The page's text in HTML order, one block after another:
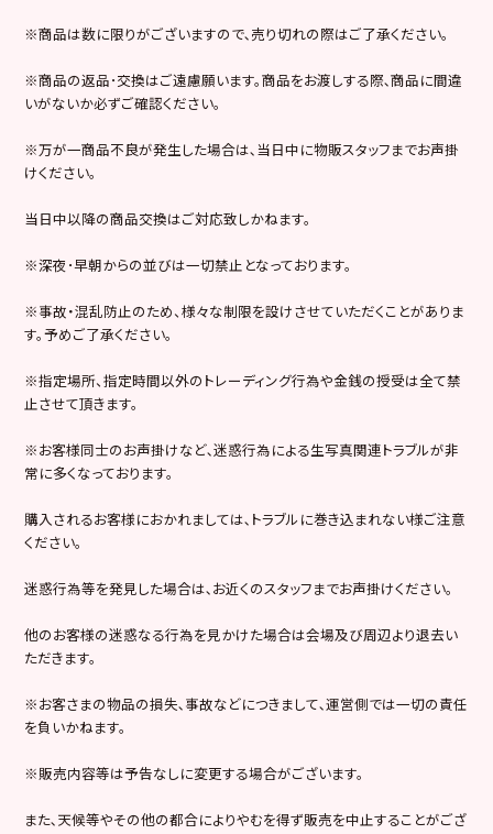
※商品は数に限りがございますので､売り切れの際はご了承ください。
※商品の返品･交換はご遠慮願います。商品をお渡しする際､商品に間違
いがないか必ずご確認ください。
※万が一商品不良が発生した場合は､当日中に物販スタッフまでお声掛
けください。
当日中以降の商品交換はご対応致しかねます。
※深夜･早朝からの並びは一切禁止となっております。
※事故・混乱防止のため、様々な制限を設けさせていただくことがありま
す。予めご了承ください。
※指定場所、指定時間以外のトレーディング行為や金銭の授受は全て禁
止させて頂きます。
※お客様同士のお声掛けなど､迷惑行為による生写真関連トラブルが非
常に多くなっております。
購入されるお客様におかれましては､トラブルに巻き込まれない様ご注意
ください。
迷惑行為等を発見した場合は､お近くのスタッフまでお声掛けください。
他のお客様の迷惑なる行為を見かけた場合は会場及び周辺より退去い
ただきます。
※お客さまの物品の損失､事故などにつきまして､運営側では一切の責任
を負いかねます。
※販売内容等は予告なしに変更する場合がございます。
また､天候等やその他の都合によりやむを得ず販売を中止することがござ